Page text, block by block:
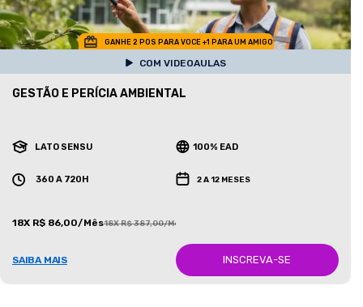
GANHE 2 POS PARA VOCE +1 PARA UM AMIGO
COM VIDEOAULAS
GESTÃO E PERÍCIA AMBIENTAL
LATO SENSU 100% EAD
360 A 720H 2 A 12 MESES
18X R$ 86,00/Mês18X R$ 387,00/Mês
SAIBA MAIS INSCREVA-SE